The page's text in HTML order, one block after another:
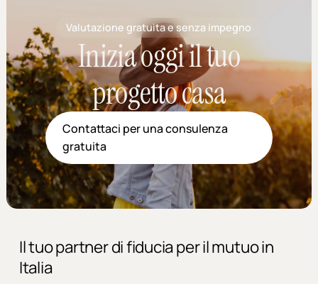
Valutazione gratuita e senza impegno
Inizia oggi il tuo
progetto casa
Contattaci per una consulenza
gratuita
Il tuo partner di fiducia per il mutuo in
Italia